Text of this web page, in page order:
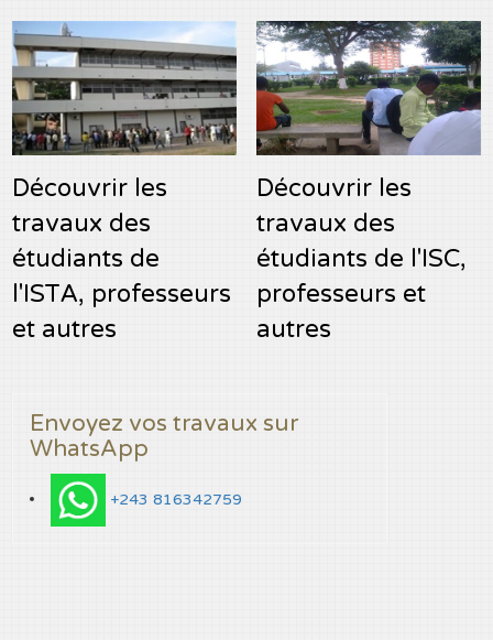
Découvrir les
travaux des
étudiants de
l'ISTA, professeurs
et autres
Découvrir les
travaux des
étudiants de l'ISC,
professeurs et
autres
Envoyez vos travaux sur
WhatsApp
+243 816342759